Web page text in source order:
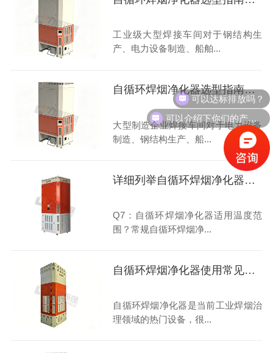
工业级大型焊接车间对于钢结构生
产、电力设备制造、船舶...
自循环焊烟净化器选型指南：高性价比
大型制造企业焊接车间对于电力设备
制造、钢结构生产、船...
详细列举自循环焊烟净化器使用范围
Q7：自循环焊烟净化器适用温度范
围？常规自循环焊烟净...
自循环焊烟净化器使用常见问题解答
自循环焊烟净化器是当前工业焊烟治
理领域的热门设备，很...
可以达标排放吗？